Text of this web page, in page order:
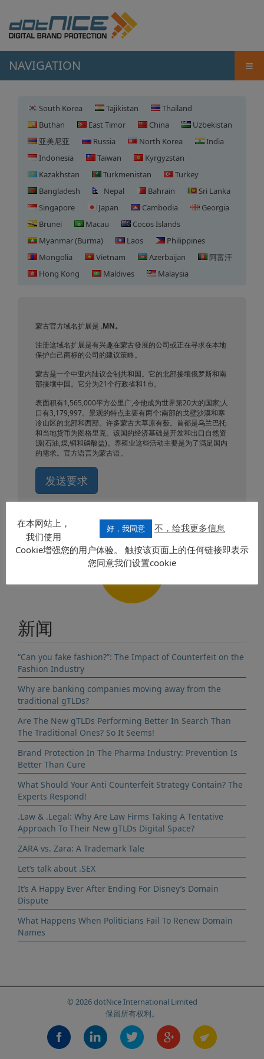
NAVIGATION ≡
South Korea Tajikistan
Thailand
Buthan
East Timor China
Uzbekistan
亚美尼亚
Russia North Korea
India
Indonesia
Taiwan
Kyrgyzstan
Kazakhstan
Turkmenistan
Turkey
Bangladesh
Nepal Bahrain
Sri Lanka
Singapore
Japan Cambodia
Georgia
Brunei
Macau
Cocos Islands
Myanmar (Burma)
Laos
Philippines
Mongolia
Vietnam Azerbaijan
阿富汗
Hong Kong
Maldives Malaysia
蒙古域名注册
蒙古官方域名扩展是 .MN。
注册这域名扩展是有兴趣在蒙古發展的公司或正在寻求在本地
保护自己商标的公司的建议策略。
蒙古是一个中亚内陆议会制共和国。它的北部接壤俄罗斯和南
部接壤中国。它分为21个行政省和1市。
表面积有1,565,000平方公里广,令他成为世界第20大的国家;人
口有3,179,997。景观的特点主要有两个:南部的戈壁沙漠和寒
冷山区的北部和西部。许多蒙古大草原有薮。首都是乌兰巴托
和当地货币为图格里克。该国的经济基础是开发和出口自然资
源(石油,煤,铜和磷酸盐)。养殖业这些活动主要是为了满足国内
的需求。官方语言为蒙古语。
发送要求
新闻
“Can you fake fashion?”: The Impact of Counterfeit on the
Fashion Industry
Why are banking companies moving away from the
traditional gTLDs?
Are The New gTLDs Performing Better In Search Than
The Traditional Ones? So It Seems!
Brand Protection In The Pharma Industry: Prevention Is
Better Than Cure
What Should Your Anti Counterfeit Strategy Contain? The
Experts Respond!
.Law & .Legal: Why Are Law Firms Taking A Tentative
Approach To Their New gTLDs Digital Space?
ZARA vs. Zara: A Trademark Tale
Let’s talk about .SEX
It’s A Happy Ever After Ending For Disney’s Domain
Dispute
What Happens When Politicians Fail To Renew Domain
Names
© 2026 dotNice International Limited
保留所有权利。
好，我同意 不，给我更多信息
在本网站上，
我们使用
Cookie增强您的用户体验。 触按该页面上的任何链接即表示
您同意我们设置cookie